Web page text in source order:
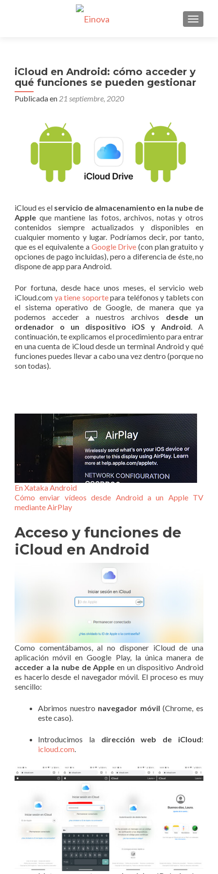
iCloud en Android: cómo acceder y
qué funciones se pueden gestionar
Publicada en 21 septiembre, 2020
iCloud es el servicio de almacenamiento en la nube de
Apple que mantiene las fotos, archivos, notas y otros
contenidos siempre actualizados y disponibles en
cualquier momento y lugar. Podríamos decir, por tanto,
que es el equivalente a Google Drive (con plan gratuito y
opciones de pago incluidas), pero a diferencia de éste, no
dispone de app para Android.
Por fortuna, desde hace unos meses, el servicio web
iCloud.com ya tiene soportepara teléfonos y tablets con
el sistema operativo de Google, de manera que ya
podemos acceder a nuestros archivos desde un
ordenador o un dispositivo iOS y Android . A
continuación, te explicamos el procedimiento para entrar
en una cuenta de iCloud desde un terminal Android y qué
funciones puedes llevar a cabo una vez dentro (porque no
son todas).
En Xataka Android
Cómo enviar vídeos desde Android a un Apple TV
mediante AirPlay
Acceso y funciones de
iCloud en Android
Como comentábamos, al no disponer iCloud de una
aplicación móvil en Google Play, la única manera de
acceder a la nube de Apple en un dispositivo Android
es hacerlo desde el navegador móvil. El proceso es muy
sencillo:
Abrimos nuestro navegador móvil (Chrome, es
este caso).
Introducimos la dirección web de iCloud:
icloud.com.